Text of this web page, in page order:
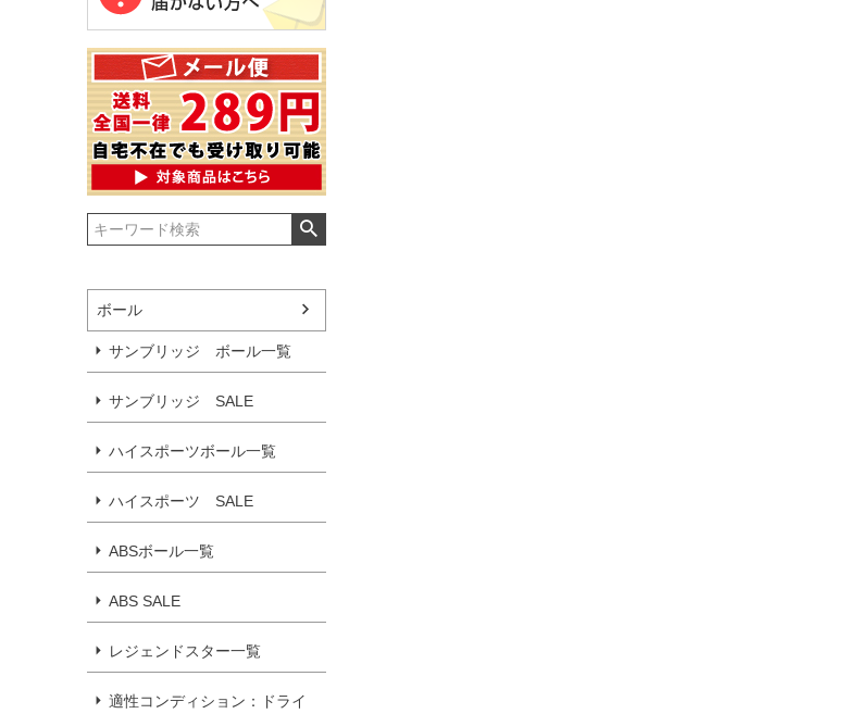
ボール
サンブリッジ ボール一覧
サンブリッジ SALE
ハイスポーツボール一覧
ハイスポーツ SALE
ABSボール一覧
ABS SALE
レジェンドスター一覧
適性コンディション：ドライ